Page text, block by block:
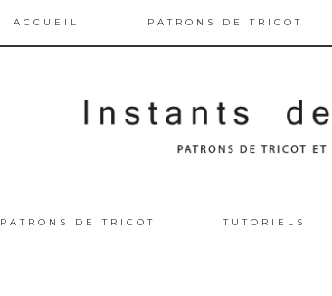
ACCUEIL PATRONS DE TRICOT
PATRONS DE TRICOT TUTORIELS